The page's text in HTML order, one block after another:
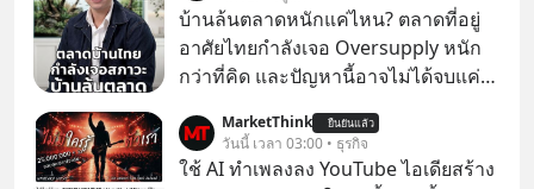
บ้านล้นตลาดหนักแค่ไหน? ตลาดที่อยู่
อาศัยไทยกำลังเจอ Oversupply หนัก
กว่าที่คิด และปัญหานี้อาจไม่ได้จบแค่
ล้นตลาด #เศรษฐกิจไทย #EICAround
#SCBThailand สามารถดูคลิปที่
MarketThink ยืนยันแล้ว
วันนี้ เวลา 03:00 • ธุรกิจ
ใช้ AI ทำเพลงลง YouTube ไอเดียสร้าง